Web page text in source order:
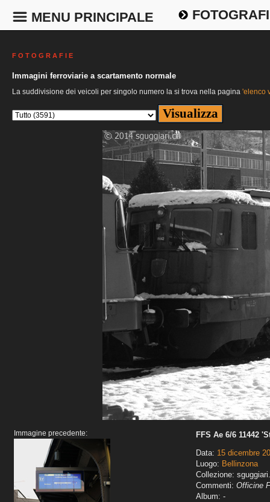
MENU PRINCIPALE
F O T O G R A F I E
Immagini ferroviarie a scartamento normale
La suddivisione dei veicoli per singolo numero la si trova nella pagina 'elenco
Immagine precedente:
FFS Ae 6/6 11442
Data: 15 dicembre
Luogo: Bellinzona
Collezione:
Commenti: Officine
Album: -